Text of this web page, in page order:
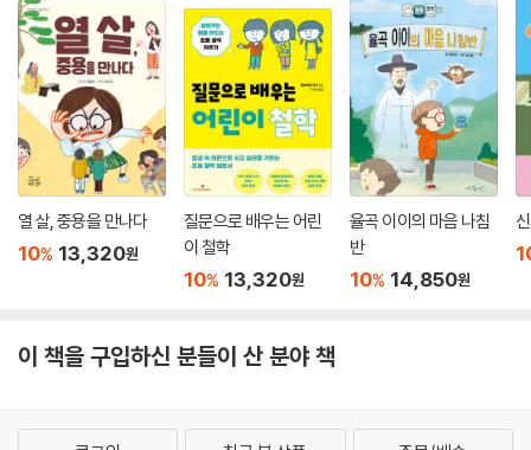
소크라테스는 고대 그리스 아테네에서 활동했던 철학자예요. 플라톤의
〈소크라테스의 변명〉은 아테네가 정치적, 사회적으로 혼란했던 시기에 일
어났던 일을 그리고 있지요. 소크라테스가 인기 있던 철학자였음에도 왜
고발당하고 사형까지 받아야 했는지를 이해하기 위해서는 고대 그리스의
역사를 알아야 해요. 고대 그리스가 여러 도시 국가로 나뉘었던 지리적 배
경, 아테네와 스파르타를 중심으로 한 도시 국가들의 동맹과 분열. 아테네
재미나게 읽을 수 있지요. ‘〈소크라테스의 변명〉 깊이보기’ 정보 페이지를
통해 고대 그리스의 역사와 문화를 알고 〈소크라테스의 변명〉을 더 깊이 이
열 살, 중용을 만나다
10% 13,320원
질문으로 배우는 어린
이 철학
10% 13,320원
율곡 이이의 마음 나침
반
10% 14,850원
이 책을 구입하신 분들이 산 분야 책